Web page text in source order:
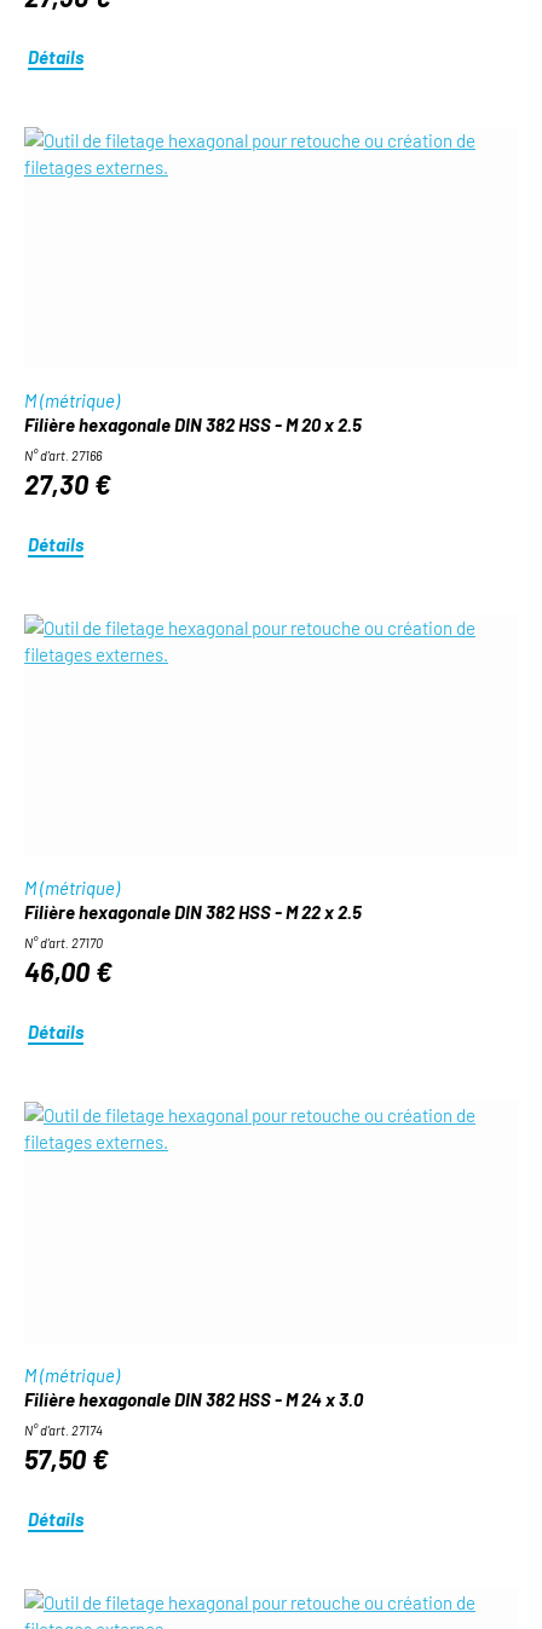
Détails
M (métrique)
Filière hexagonale DIN 382 HSS - M 20 x 2.5
N° d'art. 27166
27,30 €
Détails
M (métrique)
Filière hexagonale DIN 382 HSS - M 22 x 2.5
N° d'art. 27170
46,00 €
Détails
M (métrique)
Filière hexagonale DIN 382 HSS - M 24 x 3.0
N° d'art. 27174
57,50 €
Détails